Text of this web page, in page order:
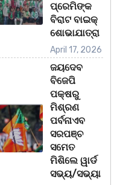
ପ୍ରେମିଙ୍କ
ବିରାଟ ବାଇକ୍
ଶୋଭାଯାତ୍ରା
April 17, 2026
ଜୟଦେବ
ବିଜେପି
ପକ୍ଷରୁ
ମିଶ୍ରଣ
ପର୍ବନାଏବ
ସରପଞ୍ଚ
ସମେତ
ମିଶିଲେ ୱାର୍ଡ
ସଭ୍ୟ/ସଭ୍ୟା